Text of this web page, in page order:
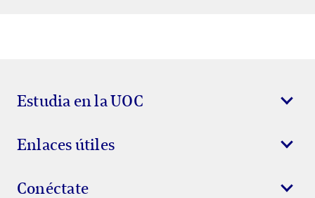
Estudia en la UOC
Enlaces útiles
Conéctate